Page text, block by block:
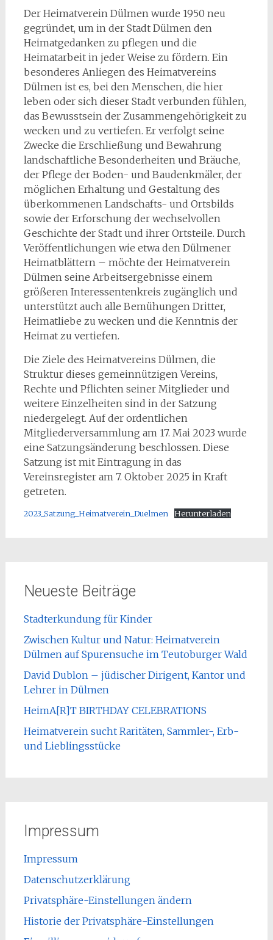
Der Heimatverein Dülmen wurde 1950 neu
gegründet, um in der Stadt Dülmen den
Heimatgedanken zu pflegen und die
Heimatarbeit in jeder Weise zu fördern. Ein
besonderes Anliegen des Heimatvereins
Dülmen ist es, bei den Menschen, die hier
leben oder sich dieser Stadt verbunden fühlen,
das Bewusstsein der Zusammengehörigkeit zu
wecken und zu vertiefen. Er verfolgt seine
Zwecke die Erschließung und Bewahrung
landschaftliche Besonderheiten und Bräuche,
der Pflege der Boden- und Baudenkmäler, der
möglichen Erhaltung und Gestaltung des
überkommenen Landschafts- und Ortsbilds
sowie der Erforschung der wechselvollen
Geschichte der Stadt und ihrer Ortsteile. Durch
Veröffentlichungen wie etwa den Dülmener
Heimatblättern – möchte der Heimatverein
Dülmen seine Arbeitsergebnisse einem
größeren Interessentenkreis zugänglich und
unterstützt auch alle Bemühungen Dritter,
Heimatliebe zu wecken und die Kenntnis der
Heimat zu vertiefen.
Die Ziele des Heimatvereins Dülmen, die
Struktur dieses gemeinnützigen Vereins,
Rechte und Pflichten seiner Mitglieder und
weitere Einzelheiten sind in der Satzung
niedergelegt. Auf der ordentlichen
Mitgliederversammlung am 17. Mai 2023 wurde
eine Satzungsänderung beschlossen. Diese
Satzung ist mit Eintragung in das
Vereinsregister am 7. Oktober 2025 in Kraft
getreten.
2023_Satzung_Heimatverein_Duelmen Herunterladen
Neueste Beiträge
Stadterkundung für Kinder
Zwischen Kultur und Natur: Heimatverein
Dülmen auf Spurensuche im Teutoburger Wald
David Dublon – jüdischer Dirigent, Kantor und
Lehrer in Dülmen
HeimA[R]T BIRTHDAY CELEBRATIONS
Heimatverein sucht Raritäten, Sammler-, Erb-
und Lieblingsstücke
Impressum
Impressum
Datenschutzerklärung
Privatsphäre-Einstellungen ändern
Historie der Privatsphäre-Einstellungen